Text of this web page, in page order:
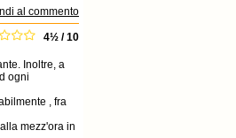
al commento
4½ / 10
Inoltre, a
ogni
, fra
mezz'ora in